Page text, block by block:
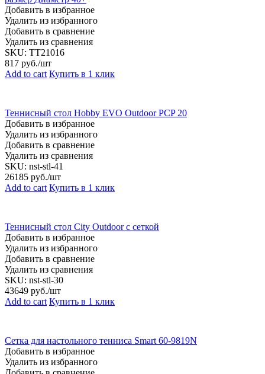
Добавить в избранное
Удалить из избранного
Добавить в сравнение
Удалить из сравнения
SKU: TT21016
817 руб./шт
Add to cart Купить в 1 клик
Теннисный стол Hobby EVO Outdoor PCP 20
Добавить в избранное
Удалить из избранного
Добавить в сравнение
Удалить из сравнения
SKU: nst-stl-41
26185 руб./шт
Add to cart Купить в 1 клик
Теннисный стол City Outdoor с сеткой
Добавить в избранное
Удалить из избранного
Добавить в сравнение
Удалить из сравнения
SKU: nst-stl-30
43649 руб./шт
Add to cart Купить в 1 клик
Сетка для настольного тенниса Smart 60-9819N
Добавить в избранное
Удалить из избранного